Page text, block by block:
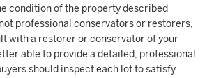
condition of the property described
professional conservators or restorers,
with a restorer or conservator of your
able to provide a detailed, professional
should inspect each lot to satisfy